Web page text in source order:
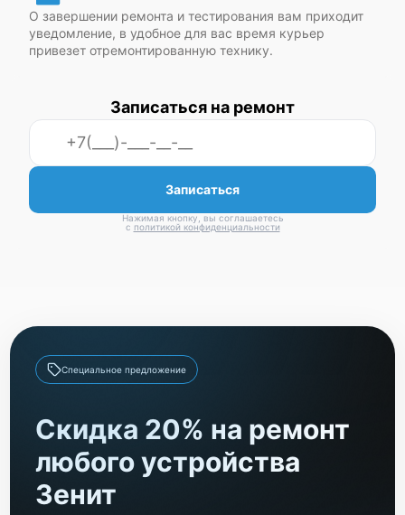
О завершении ремонта и тестирования вам приходит
уведомление, в удобное для вас время курьер
привезет отремонтированную технику.
Записаться на ремонт
Записаться
Нажимая кнопку, вы соглашаетесь
с политикой конфиденциальности
Специальное предложение
Скидка 20% на ремонт
любого устройства
Зенит